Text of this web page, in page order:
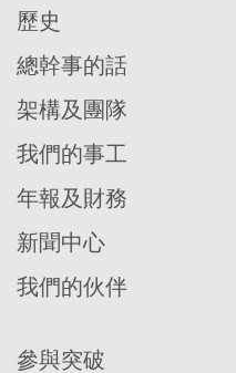
歷史
總幹事的話
架構及團隊
我們的事工
年報及財務
新聞中心
我們的伙伴
參與突破